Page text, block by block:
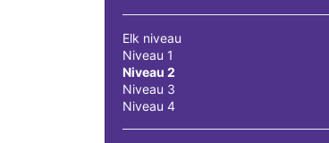
Elk niveau
Niveau 1
Niveau 2
Niveau 3
Niveau 4